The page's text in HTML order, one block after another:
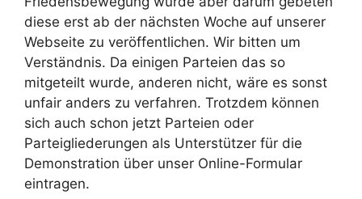
diese erst ab der nächsten Woche auf unserer
Webseite zu veröffentlichen. Wir bitten um
Verständnis. Da einigen Parteien das so
mitgeteilt wurde, anderen nicht, wäre es sonst
unfair anders zu verfahren. Trotzdem können
sich auch schon jetzt Parteien oder
Parteigliederungen als Unterstützer für die
Demonstration über unser Online-Formular
eintragen.